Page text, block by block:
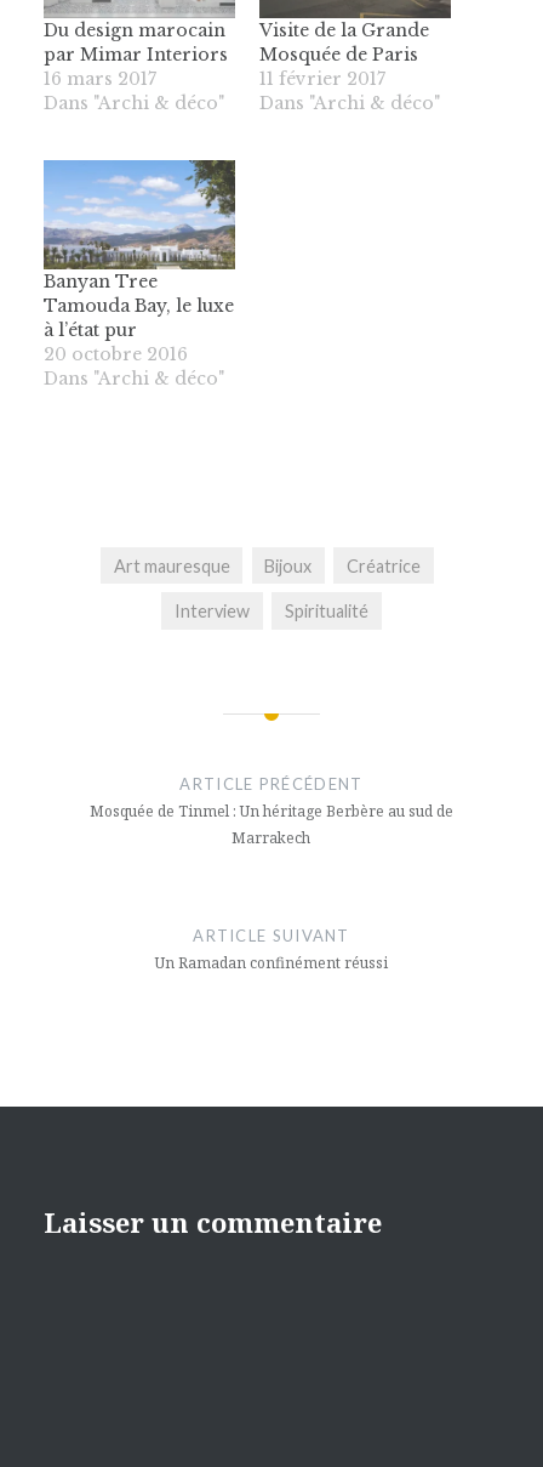
Du design marocain
par Mimar Interiors
16 mars 2017
Dans "Archi & déco"
Visite de la Grande
Mosquée de Paris
11 février 2017
Dans "Archi & déco"
Banyan Tree
Tamouda Bay, le luxe
à l’état pur
20 octobre 2016
Dans "Archi & déco"
Art mauresque Bijoux Créatrice
Interview Spiritualité
l’article
ARTICLE PRÉCÉDENT
Mosquée de Tinmel : Un héritage Berbère au sud de
Marrakech
ARTICLE SUIVANT
Un Ramadan confinément réussi
Laisser un commentaire